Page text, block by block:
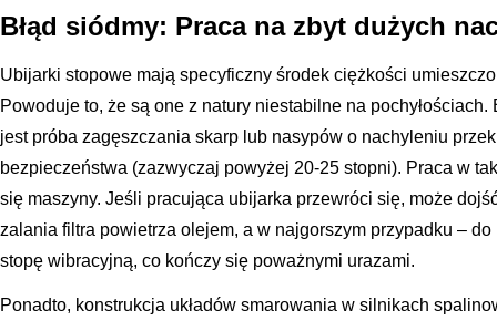
Błąd siódmy: Praca na zbyt dużych
Ubijarki stopowe mają specyficzny środek ciężkości
Powoduje to, że są one z natury niestabilne na pochyłościach.
jest próba zagęszczania skarp lub nasypów o nachyleniu
bezpieczeństwa (zazwyczaj powyżej 20-25 stopni). Praca w
się maszyny. Jeśli pracująca ubijarka przewróci się, może
zalania filtra powietrza olejem, a w najgorszym przypadku –
stopę wibracyjną, co kończy się poważnymi urazami.
Ponadto, konstrukcja układów smarowania w silnikach